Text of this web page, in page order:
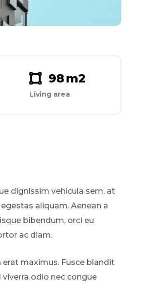
98m2
Living area
dignissim vehicula sem, at
aliquam. Aenean a
bibendum, orci eu
ac diam.
maximus. Fusce blandit
odio nec congue